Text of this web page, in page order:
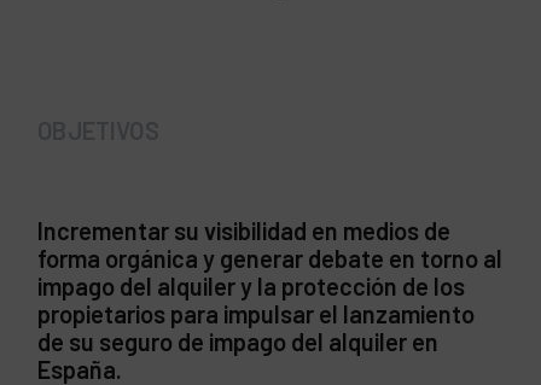
Incrementar su visibilidad en medios de
forma orgánica y generar debate en torno al
impago del alquiler y la protección de los
propietarios para impulsar el lanzamiento
de su seguro de impago del alquiler en
España.